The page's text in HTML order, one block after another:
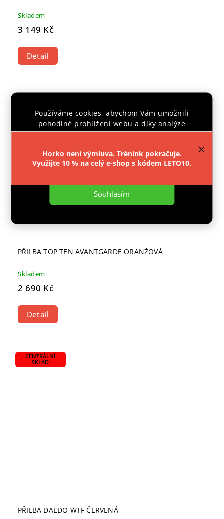
Používáme cookies, abychom Vám umožnili
pohodlné prohlížení webu a díky analýze
provozu webu neustále zlepšovali jeho funkce,
Nastavení
Souhlasím
Horko není výmluva. Trénink pokračuje.
Využijte 10 % na celý e-shop s kódem LETO10.
Skladem
3 149 Kč
Detail
PŘILBA TOP TEN AVANTGARDE ORANŽOVÁ
Skladem
2 690 Kč
Detail
CENTRÁLNÍ
SKLAD
PŘILBA DAEDO WTF ČERVENÁ